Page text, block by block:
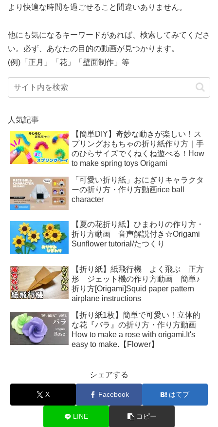
より快適な時間を過ごせること間違いありません。
他にも気になるキーワードがあれば、検索してみてくださ
い。必ず、あなたの目的の動画が見つかります。
(例)「正月」「花」「壁面制作」等
人気記事
【簡単DIY】奇妙な動きが楽しい！ス
プリングおもちゃの折り紙作り方｜手
のひらサイズでくねくね遊べる！How
to make spring toys Origami
「可愛い折り紙」おにぎりキャラクタ
ーの折り方・作り方動画rice ball
character
【夏の花折り紙】ひまわりの作り方・
折り方動画 音声解説付き☆Origami
Sunflower tutorial/たつくり
【折り紙】紙飛行機 よく飛ぶ 正方
形 ジェット機の作り方動画 簡単♪
折り方[Origami]Squid paper pattern
airplane instructions
【折り紙1枚】簡単で可愛い！立体的
な花『バラ』の折り方・作り方動画
How to make a rose with origami.It's
easy to make.【Flower】
シェアする
X Facebook はてブ
LINE コピー